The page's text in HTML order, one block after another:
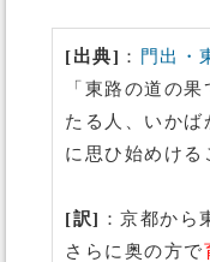
[出典] ： 門出・
「東路の道の
たる人、いかば
に思ひ始めける
[訳] ：京都から
さらに奥の方で